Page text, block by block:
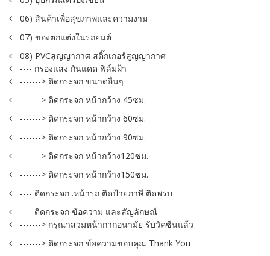
06) สินค้าเพื่อสุขภาพและความงาม
07) ของตกแต่งในรถยนต์
08) PVCสูญญากาศ สติ๊กเกอร์สูญญากาศ
---- กรองแสง กันแดด ฟิล์มฝ้า
-------> ติดกระจก ขนาดอื่นๆ
-------> ติดกระจก หน้ากว้าง 45ซม.
-------> ติดกระจก หน้ากว้าง 60ซม.
-------> ติดกระจก หน้ากว้าง 90ซม.
-------> ติดกระจก หน้ากว้าง120ซม.
-------> ติดกระจก หน้ากว้าง150ซม.
---- ติดกระจก .หน้ารถ ติดป้ายภาษี ติดพรบ
---- ติดกระจก ข้อความ และสัญลักษณ์
-------> กรุณาสวมหน้ากากอนามัย รับวัคซีนแล้ว
-------> ติดกระจก ข้อความขอบคุณ Thank You